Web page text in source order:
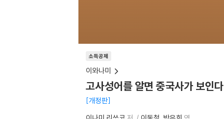
소득공제
이와나미
고사성어를 알면 중국사가 보인다
개정판